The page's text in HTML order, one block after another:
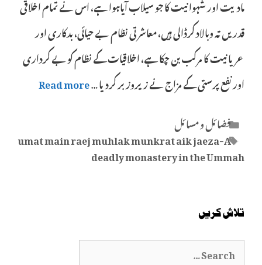
مادیت اور شہوانیت کا جو سیلاب آیاہوا ہے، اس نے تمام اخلاقی
قدریں تہ وبالاد کرڈالی ہیں، معاشرتی نظام بے حیائی، بدکاری اور
عریانیت کا مرکب بن چکا ہے، اخلاقیات کے نظام کو بے کرداری
اور نفع پرستی کے مزاج نے زیروزبر کردیا …Read more
Categories
فضائل و مسائل
Tags
umat main raej muhlak munkrat aik jaeza-A
deadly monastery in the Ummah
تلاش کریں
Search